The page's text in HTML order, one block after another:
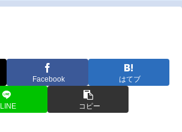
Facebook はてブ
LINE コピー